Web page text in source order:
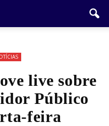
live sobre
Público
feira